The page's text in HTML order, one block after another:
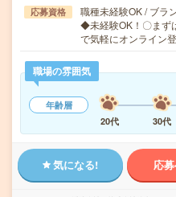
応募資格
職種未経験OK / ブラ
◆未経験OK！〇まず
で気軽にオンライン
職場の雰囲気
年齢層
20代
30代
気になる! 応